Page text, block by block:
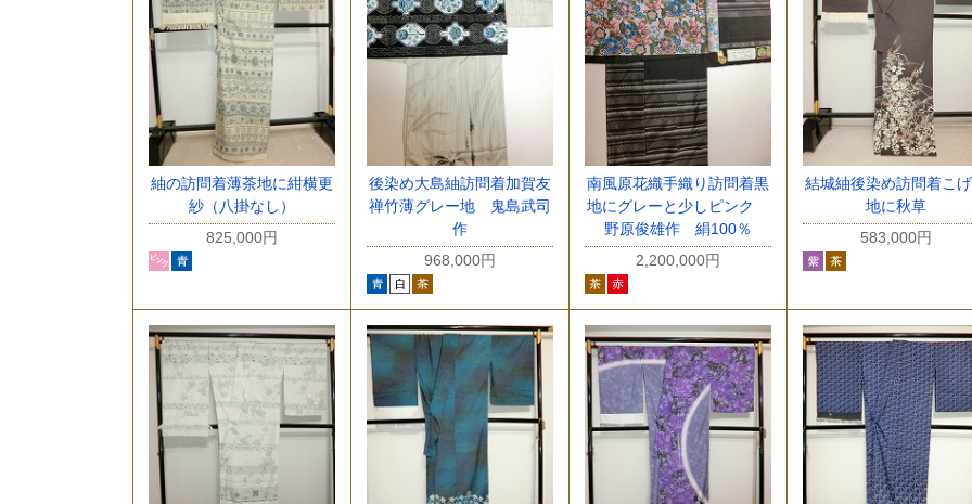
紬の訪問着薄茶地に紺横更
紗（八掛なし）
825,000円
後染め大島紬訪問着加賀友
禅竹薄グレー地 鬼島武司
作
968,000円
南風原花織手織り訪問着黒
地にグレーと少しピンク
野原俊雄作 絹100％
2,200,000円
結城紬後染め訪問着こ
地に秋草
583,000円